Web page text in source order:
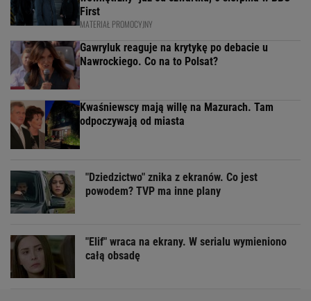
First
MATERIAŁ PROMOCYJNY
Gawryluk reaguje na krytykę po debacie u
Nawrockiego. Co na to Polsat?
Kwaśniewscy mają willę na Mazurach. Tam
odpoczywają od miasta
"Dziedzictwo" znika z ekranów. Co jest
powodem? TVP ma inne plany
"Elif" wraca na ekrany. W serialu wymieniono
całą obsadę